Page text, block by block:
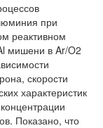
при
реактивном
мишени в Ar/O2
скорости
характеристик
Показано, что